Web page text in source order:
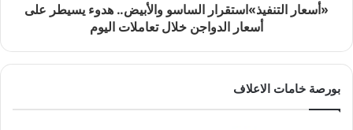
«أسعار التنفيذ»استقرار الساسو والأبيض.. هدوء يسيطر على
أسعار الدواجن خلال تعاملات اليوم
بورصة خامات الاعلاف